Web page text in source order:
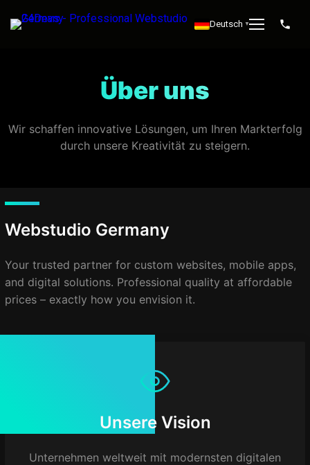
Deutsch ▼
Über uns
Wir schaffen innovative Lösungen, um Ihren Markterfolg
durch unsere Kreativität zu steigern.
Webstudio Germany
Your trusted partner for custom websites, mobile apps,
and digital solutions. Professional quality at affordable
prices – exactly how you envision it.
Unsere Vision
Unternehmen weltweit mit modernsten digitalen